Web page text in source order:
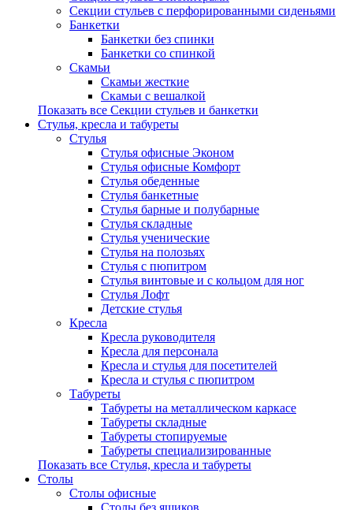
Секции стульев с перфорированными сиденьями
Банкетки
Банкетки без спинки
Банкетки со спинкой
Скамьи
Скамьи жесткие
Скамьи с вешалкой
Показать все Секции стульев и банкетки
Стулья, кресла и табуреты
Стулья
Стулья офисные Эконом
Стулья офисные Комфорт
Стулья обеденные
Стулья банкетные
Стулья барные и полубарные
Стулья складные
Стулья ученические
Стулья на полозьях
Стулья с пюпитром
Стулья винтовые и с кольцом для ног
Стулья Лофт
Детские стулья
Кресла
Кресла руководителя
Кресла для персонала
Кресла и стулья для посетителей
Кресла и стулья с пюпитром
Табуреты
Табуреты на металлическом каркасе
Табуреты складные
Табуреты стопируемые
Табуреты специализированные
Показать все Стулья, кресла и табуреты
Столы
Столы офисные
Столы без ящиков